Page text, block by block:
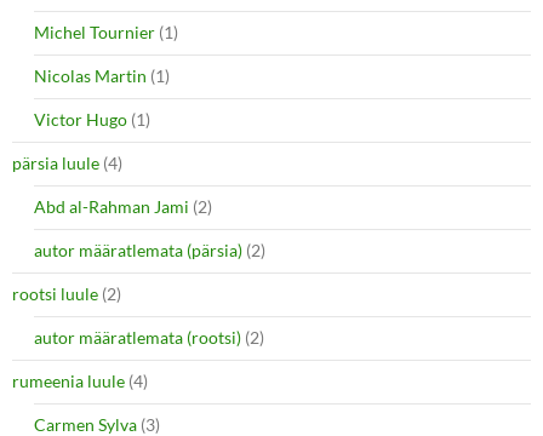
Michel Tournier (1)
Nicolas Martin (1)
Victor Hugo (1)
pärsia luule (4)
Abd al-Rahman Jami (2)
autor määratlemata (pärsia) (2)
rootsi luule (2)
autor määratlemata (rootsi) (2)
rumeenia luule (4)
Carmen Sylva (3)